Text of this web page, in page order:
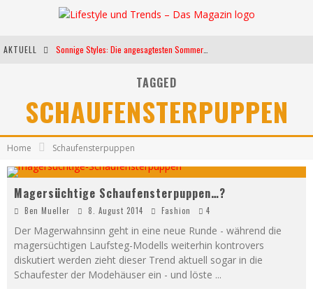
AKTUELL
Weltfrauentag - Eine Feier der Weiblichkeit
Kann unsere Ernährung das biologische Altern verlangsamen?
TAGGED
SCHAUFENSTERPUPPEN
Home Schaufensterpuppen
Magersüchtige Schaufensterpuppen…?
Ben Mueller 8. August 2014 Fashion 4
Der Magerwahnsinn geht in eine neue Runde - während die
magersüchtigen Laufsteg-Modells weiterhin kontrovers
diskutiert werden zieht dieser Trend aktuell sogar in die
Schaufester der Modehäuser ein - und löste ...